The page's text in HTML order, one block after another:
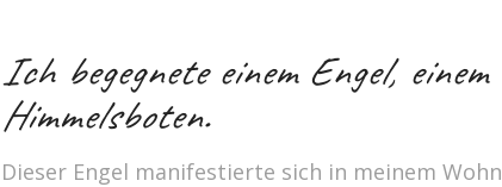
Ich begegnete einem Engel,
Himmelsboten.
Dieser Engel manifestierte sich in meinem